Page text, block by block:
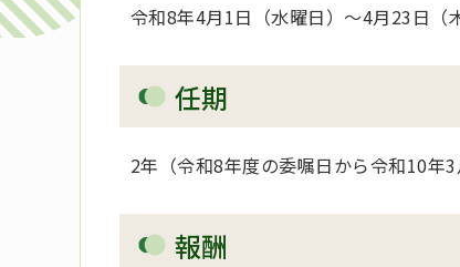
令和8年4月1日（水曜日）～4月23日（
任期
2年（令和8年度の委嘱日から令和10年3
報酬